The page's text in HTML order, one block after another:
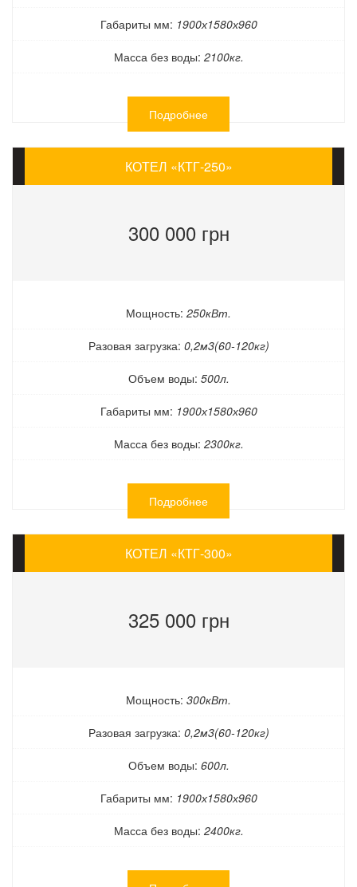
Габариты мм: 1900х1580х960
Масса без воды: 2100кг.
Подробнее
КОТЕЛ «КТГ-250»
300 000 грн
Мощность: 250кВт.
Разовая загрузка: 0,2м3(60-120кг)
Объем воды: 500л.
Габариты мм: 1900х1580х960
Масса без воды: 2300кг.
Подробнее
КОТЕЛ «КТГ-300»
325 000 грн
Мощность: 300кВт.
Разовая загрузка: 0,2м3(60-120кг)
Объем воды: 600л.
Габариты мм: 1900х1580х960
Масса без воды: 2400кг.